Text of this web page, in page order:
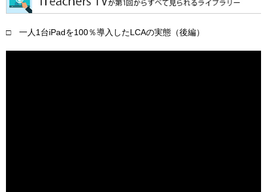
□ 一人1台iPadを100％導入したLCAの実態（後編）